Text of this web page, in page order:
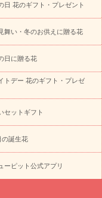
し お見舞い
お取り
植物
ミディ胡蝶蘭
アレンジメント
やみ 胡蝶蘭
胡蝶
胡蝶蘭・お供え
多肉植物
プリザーブ
花とセットギフト
モア-）
花とみどりの
ピンク
リ トルコキキョウ
予
お祝い・
お祝い・10000円～
3000円～
お供え・お
円～
お供え・お悔
日 花のギフト・プレゼント
舞い・冬のお供えに贈る花
日に贈る花
トデー 花のギフト・プレゼ
セットギフト
の誕生花
ーピット公式アプリ